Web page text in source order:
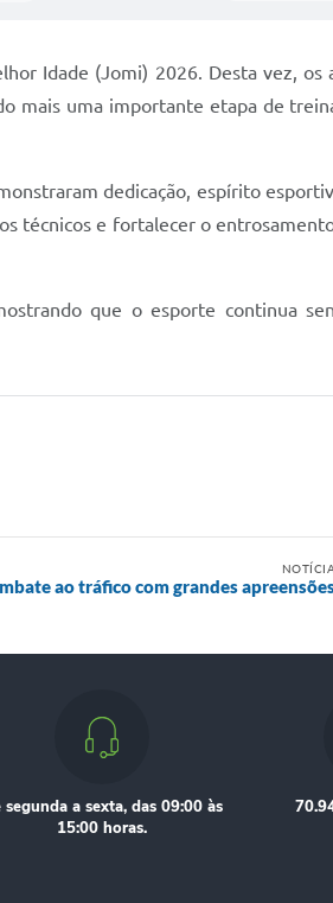
Idade (Jomi) 2026. Desta vez, os
mais uma importante etapa de
dedicação, espírito
técnicos e fortalecer o
que o esporte continua
ao tráfico com grandes
segunda a sexta, das 09:00 às
15:00 horas.